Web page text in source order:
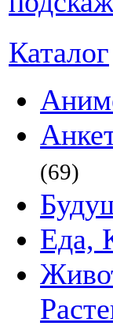
Каталог
(69)
Еда,